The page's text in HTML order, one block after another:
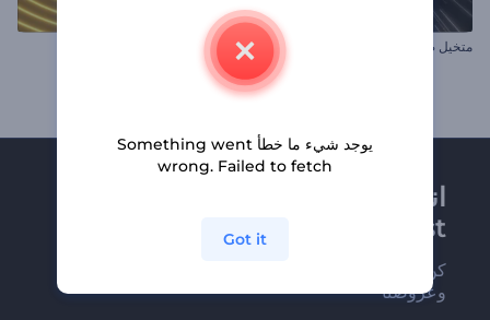
متخيل ضربات الخفقان تجسيد بصري بالإيقاعات المموجة
انضم إلى نشرة
Renderforest الإخبارية
كن من بين أوائل من يستلمون أحدث أخبارنا
وعروضنا
يوجد شيء ما خطأ Something went
wrong. Failed to fetch
Got it